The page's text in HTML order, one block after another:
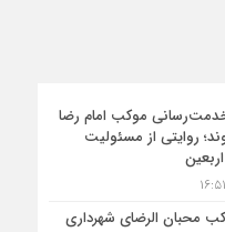
موکب امام رضا
روایتی از مسئولیت
محبان الرضای شهرداری